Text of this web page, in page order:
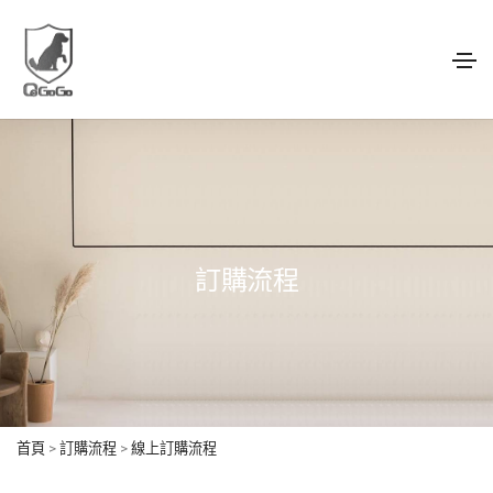
訂購流程
首頁 > 訂購流程 > 線上訂購流程